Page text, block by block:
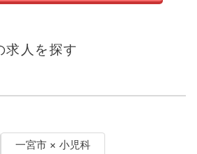
求人を探す
一宮市 × 小児科